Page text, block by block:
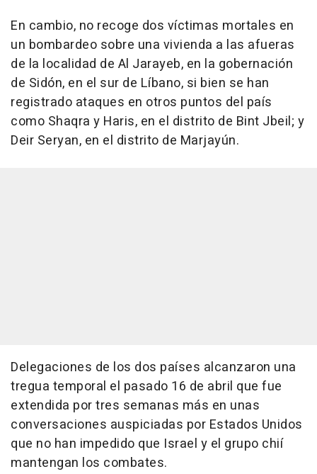
En cambio, no recoge dos víctimas mortales en
un bombardeo sobre una vivienda a las afueras
de la localidad de Al Jarayeb, en la gobernación
de Sidón, en el sur de Líbano, si bien se han
registrado ataques en otros puntos del país
como Shaqra y Haris, en el distrito de Bint Jbeil; y
Deir Seryan, en el distrito de Marjayún.
Delegaciones de los dos países alcanzaron una
tregua temporal el pasado 16 de abril que fue
extendida por tres semanas más en unas
conversaciones auspiciadas por Estados Unidos
que no han impedido que Israel y el grupo chií
mantengan los combates.